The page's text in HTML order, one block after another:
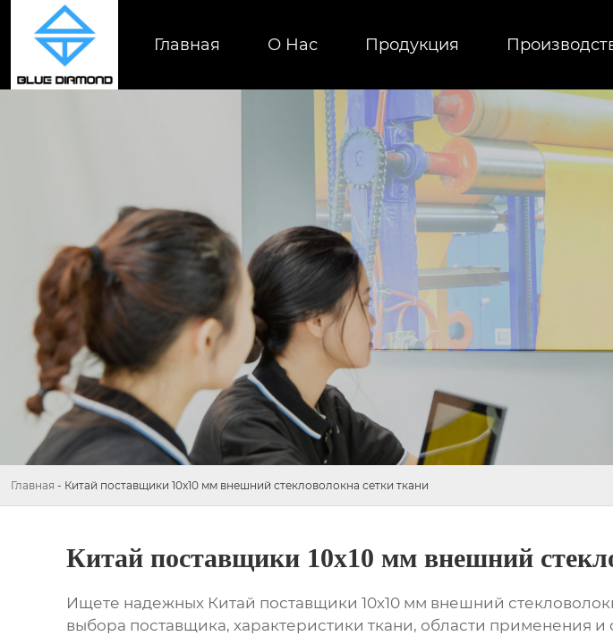
Главная О Нас Продукция
Главная - Китай поставщики 10x10 мм внешний стекловолокна сетки ткани
Китай поставщики 10x10 мм внешний
Ищете надежных Китай поставщики 10x10 мм внешний
выбора поставщика, характеристики ткани, области применения